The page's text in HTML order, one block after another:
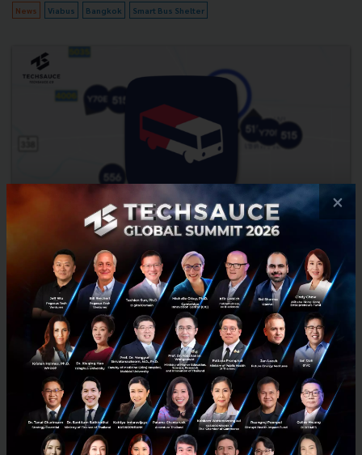
News Viabus Bangkok Smart Bus Shelter
Viabus แอปติดตามรถเมล์ บอกตำแหน่งแบบ Real-time หมด
ปัญหารอเก้อ
Viabus (เวียบัส) แอปติดตามและนำทางขนส่งโดยสารแบบเรียลไทม์ที่จะ
ทำให้ชีวิตทุกคนนั้นง่ายขึ้น ซึ่งสนับสนุนโดยองค์การขนส่งมวลชนกรุงเทพ
(BMA) และจุฬาลงกรณ์มหาวิทยาลัย (CU Innovation Hub)...
กรกฎาคม 17, 2020| By Techsauce Team
BMA Bus ขสมก. Viabus
×